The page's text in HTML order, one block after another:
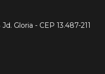
Gloria - CEP 13.487-211